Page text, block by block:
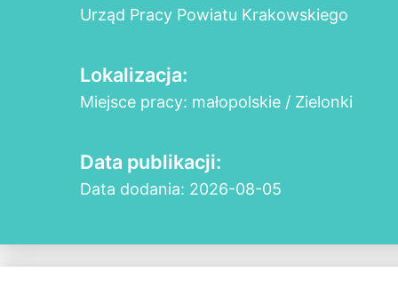
Urząd Pracy Powiatu Krakowskiego
Lokalizacja:
Miejsce pracy: małopolskie / Zielonki
Data publikacji:
Data dodania: 2026-08-05